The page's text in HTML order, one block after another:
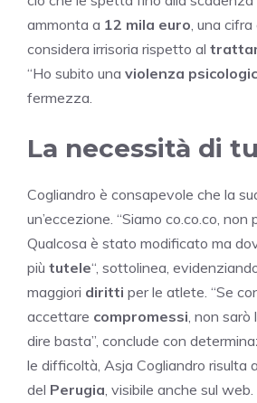
ammonta a 12 mila euro , una
considera irrisoria rispetto al
“Ho subito una violenza
fermezza.
La necessità di
Cogliandro è consapevole che la
un’eccezione. “Siamo co.co.co, non
Qualcosa è stato modificato ma
più tutele“, sottolinea,
maggiori diritti per le atlete. “Se
accettare compromessi , non sarò
dire basta”, conclude con
le difficoltà, Asja Cogliandro risulta
del Perugia , visibile anche sul web.